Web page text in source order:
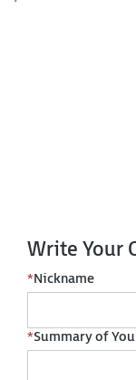
Write Your
*Nickname
*Summary of